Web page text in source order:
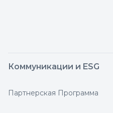
Коммуникации и ESG
Партнерская Программа